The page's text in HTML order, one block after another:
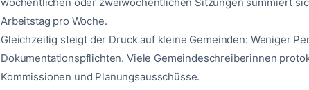
Arbeitstag pro Woche.
Gleichzeitig steigt der Druck auf kleine Gemeinden: Weniger
Dokumentationspflichten. Viele Gemeindeschreiberinnen
Kommissionen und Planungsausschüsse.